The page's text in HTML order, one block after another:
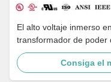
El alto voltaje inmerso
transformador de poder
40MVA reduce 44KV a
IEEE de 34.5KVConsiga el